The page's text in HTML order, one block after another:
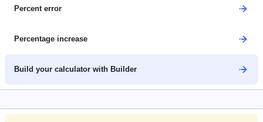
Percent error
Percentage increase
Build your calculator with Builder